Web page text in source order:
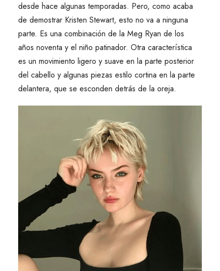
desde hace algunas temporadas. Pero, como acaba
de demostrar Kristen Stewart, esto no va a ninguna
parte. Es una combinación de la Meg Ryan de los
años noventa y el niño patinador. Otra característica
es un movimiento ligero y suave en la parte posterior
del cabello y algunas piezas estilo cortina en la parte
delantera, que se esconden detrás de la oreja.